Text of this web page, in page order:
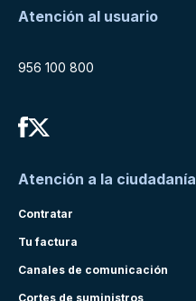
Atención al usuario
956 100 800
Atención a la ciudadanía
Contratar
Tu factura
Canales de comunicación
Cortes de suministros